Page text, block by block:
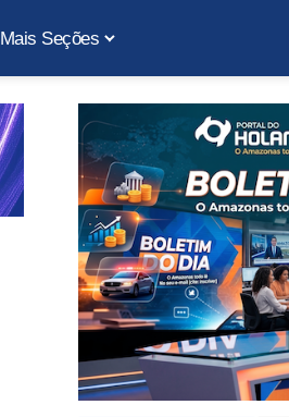
Mais Seções